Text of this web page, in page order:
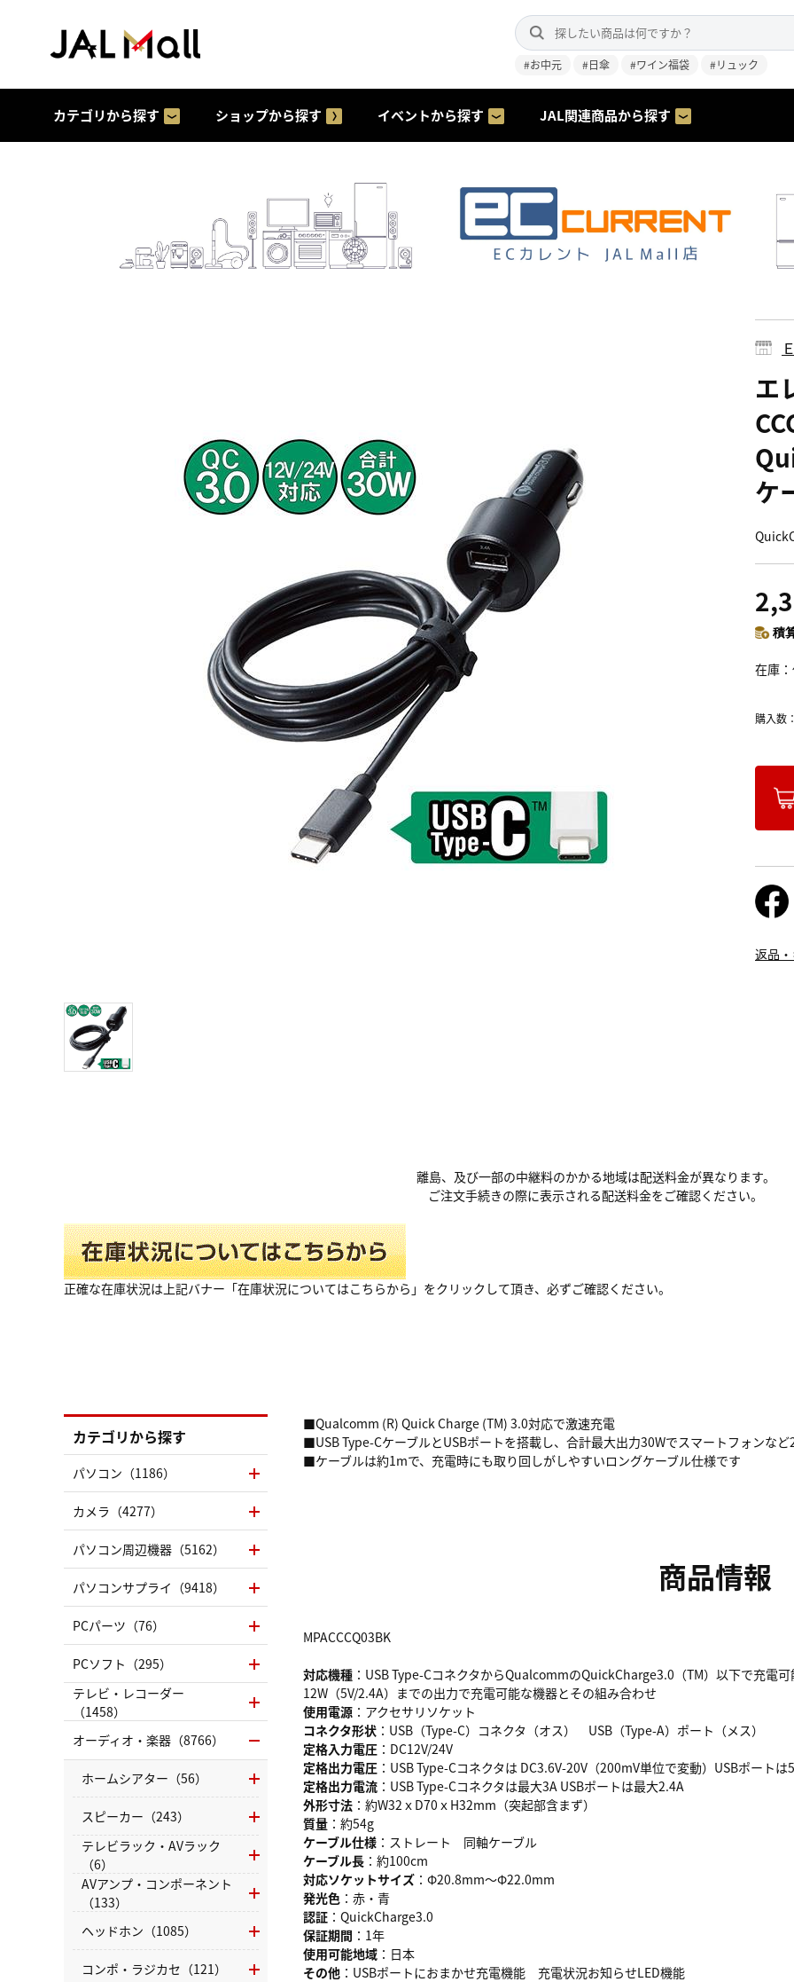
#お中元 #日傘 #ワイン福袋 #リュック
カテゴリから探す ショップから探す イベントから探す JAL関連商品から探す
エ
ケ
積
在庫
購入数
返品
離島、及び一部の中継料のかかる地域は配送料金が異なります。
ご注文手続きの際に表示される配送料金をご確認ください。
正確な在庫状況は上記バナー「在庫状況についてはこちらから」をクリックして頂き、必ずご確認ください。
■Qualcomm (R) Quick Charge (TM) 3.0対応で激速充電
■USB Type-CケーブルとUSBポートを搭載し、合計最大出力30Wでスマートフォンな
■ケーブルは約1mで、充電時にも取り回しがしやすいロングケーブル仕様です
商品情報
MPACCCQ03BK
対応機種 ：USB Type-CコネクタからQualcommのQuickCharge3.0（TM）以下で充電
12W（5V/2.4A）までの出力で充電可能な機器とその組み合わせ
使用電源 ：アクセサリソケット
コネクタ形状 ：USB（Type-C）コネクタ（オス） USB（Type-A）ポート（メス）
定格入力電圧 ：DC12V/24V
定格出力電圧 ：USB Type-Cコネクタは DC3.6V-20V（200mV単位で変動）USBポートは
定格出力電流 ：USB Type-Cコネクタは最大3A USBポートは最大2.4A
外形寸法 ：約W32ｘD70ｘH32mm（突起部含まず）
質量 ：約54g
ケーブル仕様 ：ストレート 同軸ケーブル
ケーブル長 ：約100cm
対応ソケットサイズ ：Φ20.8mm～Φ22.0mm
発光色 ：赤・青
認証 ：QuickCharge3.0
保証期間 ：1年
使用可能地域 ：日本
その他 ：USBポートにおまかせ充電機能 充電状況お知らせLED機能
カテゴリから探す
パソコン（1186）
カメラ（4277）
パソコン周辺機器（5162）
パソコンサプライ（9418）
PCパーツ（76）
PCソフト（295）
テレビ・レコーダー
（1458）
オーディオ・楽器（8766）
ホームシアター（56）
スピーカー（243）
テレビラック・AVラック
（6）
AVアンプ・コンポーネント
（133）
ヘッドホン（1085）
コンポ・ラジカセ（121）